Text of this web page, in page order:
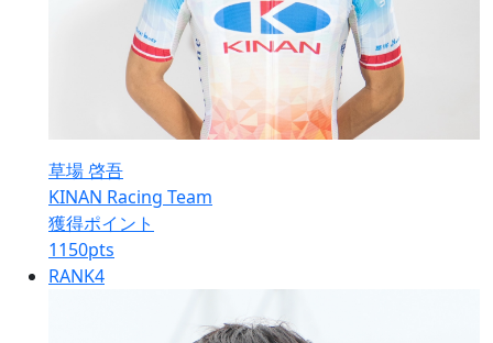
草場 啓吾
KINAN Racing Team
獲得ポイント
1150pts
RANK4